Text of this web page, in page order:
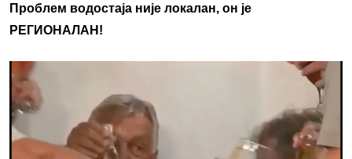
Проблем водостаја није локалан, он је
РЕГИОНАЛАН!